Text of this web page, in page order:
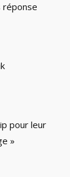
réponse
pour leur
»